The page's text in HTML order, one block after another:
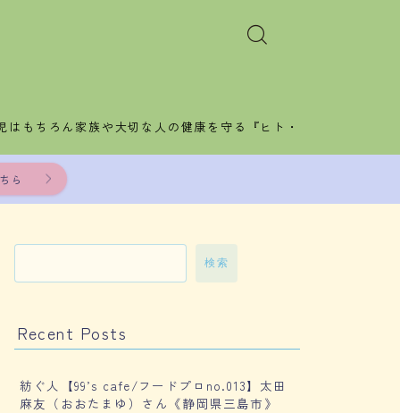
もちろん家族や大切な人の健康を守る『ヒト・
ら
検索
Recent Posts
紡ぐ人【99’s cafe/フードプロno.013】太田
麻友（おおたまゆ）さん《静岡県三島市》